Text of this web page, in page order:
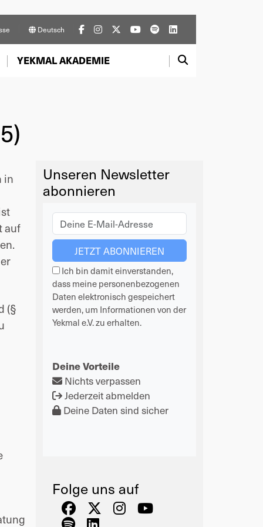
Deutsch
YEKMAL AKADEMIE
in
auf
(§
Unseren Newsletter
abonnieren
Ich bin damit einverstanden,
dass meine personenbezogenen
Daten elektronisch gespeichert
werden, um Informationen von der
Yekmal e.V. zu erhalten.
Deine Vorteile
Nichts verpassen
Jederzeit abmelden
Deine Daten sind sicher
Folge uns auf